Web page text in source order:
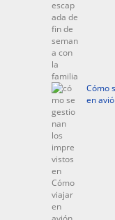
Cómo
en